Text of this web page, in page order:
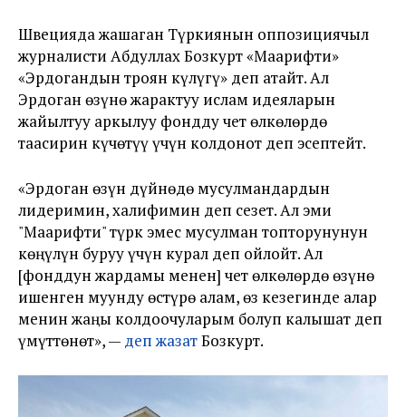
Швецияда жашаган Түркиянын оппозициячыл
журналисти Абдуллах Бозкурт «Маарифти»
«Эрдогандын троян күлүгү» деп атайт. Ал
Эрдоган өзүнө жарактуу ислам идеяларын
жайылтуу аркылуу фондду чет өлкөлөрдө
таасирин күчөтүү үчүн колдонот деп эсептейт.
«Эрдоган өзүн дүйнөдө мусулмандардын
лидеримин, халифимин деп сезет. Ал эми
"Маарифти" түрк эмес мусулман топторунунун
көңүлүн буруу үчүн курал деп ойлойт. Ал
[фонддун жардамы менен] чет өлкөлөрдө өзүнө
ишенген муунду өстүрө алам, өз кезегинде алар
менин жаңы колдоочуларым болуп калышат деп
үмүттөнөт», — деп жазатБозкурт.